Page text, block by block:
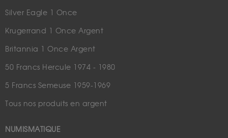
Silver Eagle 1 Once
Krugerrand 1 Once Argent
Britannia 1 Once Argent
50 Francs Hercule 1974 - 1980
5 Francs Semeuse 1959-1969
Tous nos produits en argent
NUMISMATIQUE